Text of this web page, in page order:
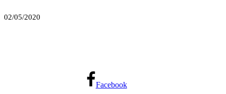
02/05/2020
Facebook